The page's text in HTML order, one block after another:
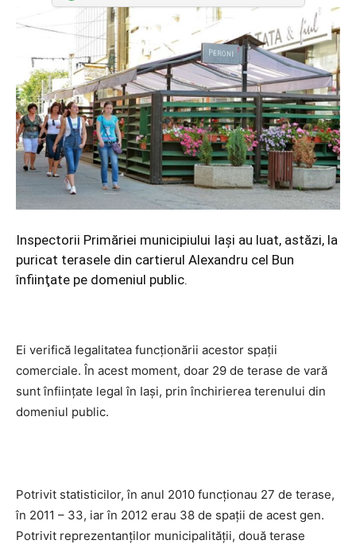
Inspectorii Primăriei municipiului Iaşi au luat, astăzi, la
puricat terasele din cartierul Alexandru cel Bun
înfiinţate pe domeniul public.
Ei verifică legalitatea funcţionării acestor spaţii
comerciale. În acest moment, doar 29 de terase de vară
sunt înfiinţate legal în Iaşi, prin închirierea terenului din
domeniul public.
Potrivit statisticilor, în anul 2010 funcţionau 27 de terase,
în 2011 – 33, iar în 2012 erau 38 de spaţii de acest gen.
Potrivit reprezentanţilor municipalităţii, două terase